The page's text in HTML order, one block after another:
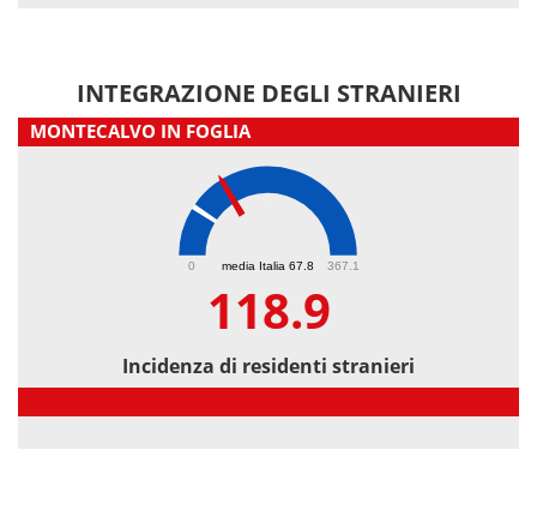
INTEGRAZIONE DEGLI STRANIERI
MONTECALVO IN FOGLIA
media Italia 67.8
0 367.1
118.9
Incidenza di residenti stranieri